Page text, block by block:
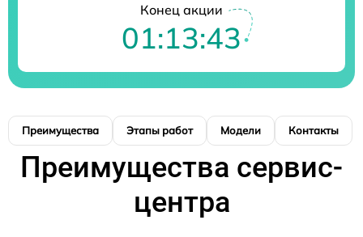
Конец акции
01:13:42
Преимущества Этапы работ Модели Контакты
Преимущества сервис-
центра